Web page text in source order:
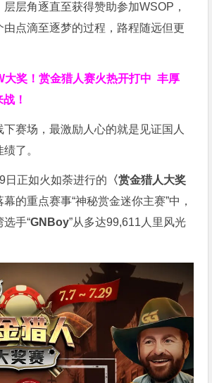
层角逐直至获得赞助参加WSOP，
由点滴至逐梦的过程，路程随远但更
大奖！赏金猎人赛火热开打中 丰厚
！
下赛场，最激励人心的就是见证国人
了。
日正如火如荼进行的 〈赏金猎人大奖
幕的重点赛事“神秘赏金迷你主赛”中，
选手“GNBoy”从多达99,611人里风光